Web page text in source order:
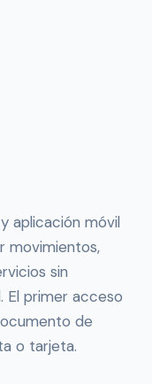
aplicación móvil
movimientos,
sin
El primer acceso
de
o tarjeta.